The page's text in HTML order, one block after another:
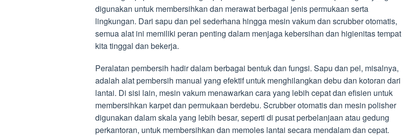
digunakan untuk membersihkan dan merawat berbagai jenis permukaan serta
lingkungan. Dari sapu dan pel sederhana hingga mesin vakum dan scrubber otomatis,
semua alat ini memiliki peran penting dalam menjaga kebersihan dan higienitas tempat
kita tinggal dan bekerja.
Peralatan pembersih hadir dalam berbagai bentuk dan fungsi. Sapu dan pel, misalnya,
adalah alat pembersih manual yang efektif untuk menghilangkan debu dan kotoran dari
lantai. Di sisi lain, mesin vakum menawarkan cara yang lebih cepat dan efisien untuk
membersihkan karpet dan permukaan berdebu. Scrubber otomatis dan mesin polisher
digunakan dalam skala yang lebih besar, seperti di pusat perbelanjaan atau gedung
perkantoran, untuk membersihkan dan memoles lantai secara mendalam dan cepat.